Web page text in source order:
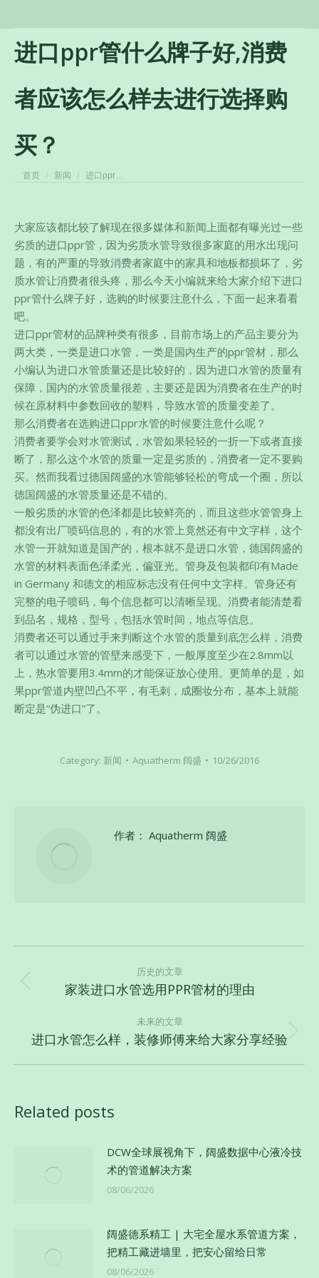
进口ppr管什么牌子好,消费
者应该怎么样去进行选择购
买？
您在这里：
首页 新闻 进口ppr…
大家应该都比较了解现在很多媒体和新闻上面都有曝光过一些
劣质的进口ppr管，因为劣质水管导致很多家庭的用水出现问
题，有的严重的导致消费者家庭中的家具和地板都损坏了，劣
质水管让消费者很头疼，那么今天小编就来给大家介绍下进口
ppr管什么牌子好，选购的时候要注意什么，下面一起来看看
吧。
进口ppr管材的品牌种类有很多，目前市场上的产品主要分为
两大类，一类是进口水管，一类是国内生产的ppr管材，那么
小编认为进口水管质量还是比较好的， 因为进口水管的质量有
保障，国内的水管质量很差，主要还是因为消费者在生产的时
候在原材料中参数回收的塑料，导致水管的质量变差了。
那么消费者在选购进口ppr水管的时候要注意什么呢？
消费者要学会对水管测试，水管如果轻轻的一折一下或者直接
断了，那么这个水管的质量一定是劣质的，消费者一定不要购
买。然而我看过德国阔盛的水管能够轻松的弯成一个圈，所以
德国阔盛的水管质量还是不错的。
一般劣质的水管的色泽都是比较鲜亮的，而且这些水管管身上
都没有出厂喷码信息的，有的水管上竟然还有中文字样，这个
水管一开就知道是国产的，根本就不是进口水管，德国阔盛的
水管的材料表面色泽柔光，偏亚光。管身及包装都印有Made
in Germany 和德文的相应标志没有任何中文字样。管身还有
完整的电子喷码，每个信息都可以清晰呈现。消费者能清楚看
到品名，规格，型号，包括水管时间，地点等信息。
消费者还可以通过手来判断这个水管的质量到底怎么样，消费
者可以通过水管的管壁来感受下，一般厚度至少在2.8mm以
上，热水管要用3.4mm的才能保证放心使用。更简单的是，如
果ppr管道内壁凹凸不平，有毛刺，成圈妆分布，基本上就能
断定是“伪进口”了。
Category: 新闻 Aquatherm 阔盛 10/26/2016
作者： Aquatherm 阔盛
历史的文章
历
的
文
家装进口水管选用PPR管材的理由
未来的文章
未
进口水管怎么样，装修师傅来给大家分享经验
Related posts
DCW全球展视角下，阔盛数据中心液冷技
术的管道解决方案
08/06/2026
阔盛德系精工 | 大宅全屋水系管道方案，
把精工藏进墙里，把安心留给日常
08/06/2026